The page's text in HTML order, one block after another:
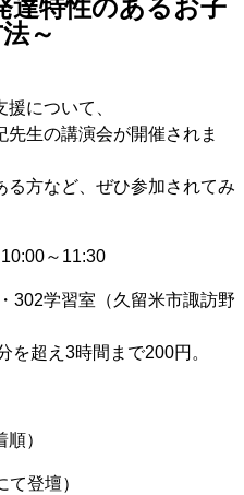
達特性のあるお子
～
について、
生の講演会が開催されま
方など、ぜひ参加されてみ
～11:30
302学習室（久留米市諏訪野
超え3時間まで200円。
）
登壇）